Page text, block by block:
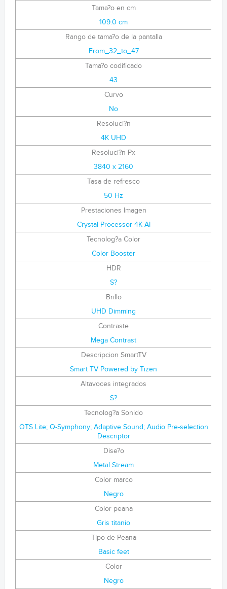
Tama?o en cm
109.0 cm
Rango de tama?o de la pantalla
From_32_to_47
Tama?o codificado
43
Curvo
No
Resoluci?n
4K UHD
Resoluci?n Px
3840 x 2160
Tasa de refresco
50 Hz
Prestaciones Imagen
Crystal Processor 4K AI
Tecnolog?a Color
Color Booster
HDR
S?
Brillo
UHD Dimming
Contraste
Mega Contrast
Descripcion SmartTV
Smart TV Powered by Tizen
Altavoces integrados
S?
Tecnolog?a Sonido
OTS Lite; Q-Symphony; Adaptive Sound; Audio Pre-selection
Descriptor
Dise?o
Metal Stream
Color marco
Negro
Color peana
Gris titanio
Tipo de Peana
Basic feet
Color
Negro